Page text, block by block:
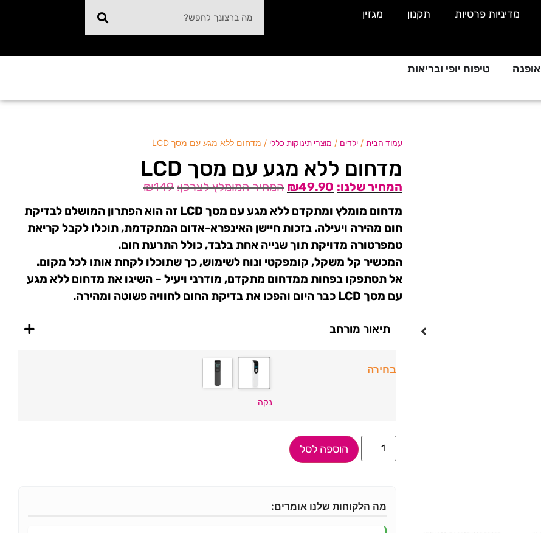
מדיניות פרטיות תקנון מגזין
אופנה טיפוח יופי ובריאות
עמוד הבית / ילדים / מוצרי תינוקות כללי / מדחום ללא מגע עם מסך LCD
מדחום ללא מגע עם מסך LCD
₪149 ₪49.90
מדחום מומלץ ומתקדם ללא מגע עם מסך LCD זה הוא הפתרון המושלם לבדיקת
חום מהירה ויעילה. בזכות חיישן האינפרא-אדום המתקדמת, תוכלו לקבל קריאת
טמפרטורה מדויקת תוך שנייה אחת בלבד, כולל התרעת חום.
המכשיר קל משקל, קומפקטי ונוח לשימוש, כך שתוכלו לקחת אותו לכל מקום.
אל תסתפקו בפחות ממדחום מתקדם, מודרני ויעיל – השיגו את מדחום ללא מגע
עם מסך LCD כבר היום והפכו את בדיקת החום לחוויה פשוטה ומהירה.
תיאור מורחב
בחירה
נקה
הוספה לסל
מה הלקוחות שלנו אומרים: